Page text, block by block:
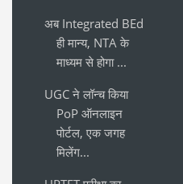
अब Integrated BEd
ही मान्य, NTA के
माध्यम से होगा ...
UGC ने लॉन्च किया
PoP ऑनलाइन
पोर्टल, एक जगह
मिलेंग...